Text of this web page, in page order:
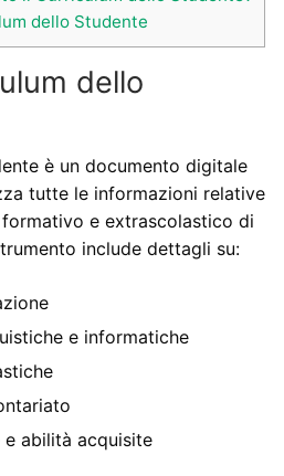
dello Studente
dello
è un documento digitale
tutte le informazioni relative
e extrascolastico di
include dettagli su:
e informatiche
abilità acquisite